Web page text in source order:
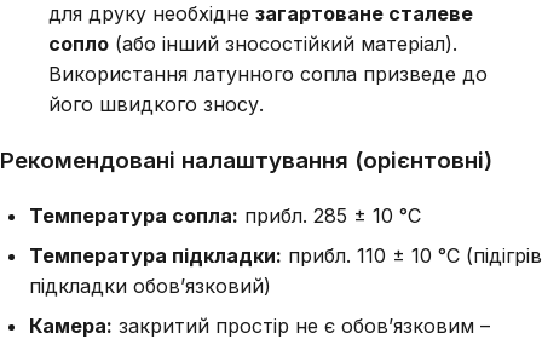
для друку необхідне загартоване сталеве
сопло (або інший зносостійкий матеріал).
Використання латунного сопла призведе до
його швидкого зносу.
Рекомендовані налаштування (орієнтовні)
Температура сопла: прибл. 285 ± 10 °C
Температура підкладки: прибл. 110 ± 10 °C (підігрів
підкладки обов’язковий)
Камера: закритий простір не є обов’язковим –